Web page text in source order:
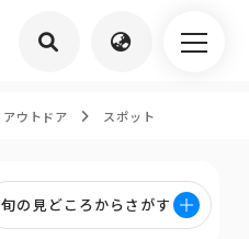
アウトドア スポット
旬の見どころからさがす